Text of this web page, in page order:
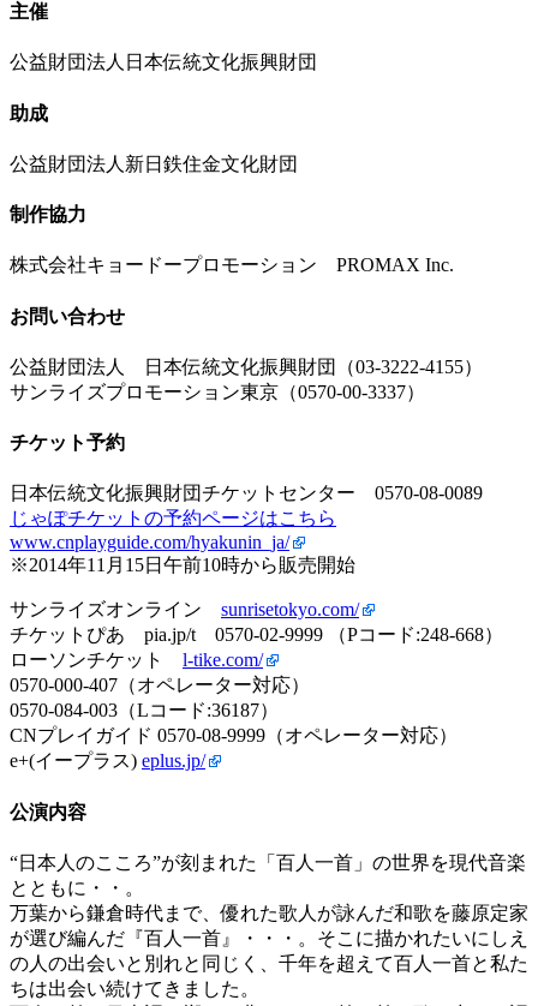
主催
公益財団法人日本伝統文化振興財団
助成
公益財団法人新日鉄住金文化財団
制作協力
株式会社キョードープロモーション PROMAX Inc.
お問い合わせ
公益財団法人 日本伝統文化振興財団（03-3222-4155）
サンライズプロモーション東京（0570-00-3337）
チケット予約
日本伝統文化振興財団チケットセンター 0570-08-0089
じゃぽチケットの予約ページはこちら
www.cnplayguide.com/hyakunin_ja/
※2014年11月15日午前10時から販売開始
サンライズオンライン sunrisetokyo.com/
チケットぴあ pia.jp/t 0570-02-9999 （Pコード:248-668）
ローソンチケット l-tike.com/
0570-000-407（オペレーター対応）
0570-084-003（Lコード:36187）
CNプレイガイド 0570-08-9999（オペレーター対応）
e+(イープラス) eplus.jp/
公演内容
“日本人のこころ”が刻まれた「百人一首」の世界を現代音楽
とともに・・。
万葉から鎌倉時代まで、優れた歌人が詠んだ和歌を藤原定家
が選び編んだ『百人一首』・・・。そこに描かれたいにしえ
の人の出会いと別れと同じく、千年を超えて百人一首と私た
ちは出会い続けてきました。